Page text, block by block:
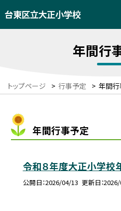
台東区立大正小学校
年間行
トップページ > 行事予定 > 年間
年間行事予定
令和８年度大正小学校
公開日 2026/04/13 更新日